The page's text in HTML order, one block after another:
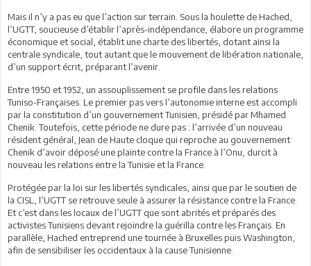
Mais il n’y a pas eu que l’action sur terrain. Sous la houlette de Hached,
l’UGTT, soucieuse d’établir l’après-indépendance, élabore un programme
économique et social, établit une charte des libertés, dotant ainsi la
centrale syndicale, tout autant que le mouvement de libération nationale,
d’un support écrit, préparant l’avenir.
Entre 1950 et 1952, un assouplissement se profile dans les relations
Tuniso-Françaises. Le premier pas vers l’autonomie interne est accompli
par la constitution d’un gouvernement Tunisien, présidé par Mhamed
Chenik. Toutefois, cette période ne dure pas : l’arrivée d’un nouveau
résident général, Jean de Haute cloque qui reproche au gouvernement
Chenik d’avoir déposé une plainte contre la France à l’Onu, durcit à
nouveau les relations entre la Tunisie et la France.
Protégée par la loi sur les libertés syndicales, ainsi que par le soutien de
la CISL, l’UGTT se retrouve seule à assurer la résistance contre la France.
Et c’est dans les locaux de l’UGTT que sont abrités et préparés des
activistes Tunisiens devant rejoindre la guérilla contre les Français. En
parallèle, Hached entreprend une tournée à Bruxelles puis Washington,
afin de sensibiliser les occidentaux à la cause Tunisienne.